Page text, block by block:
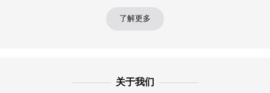
了解更多
关于我们